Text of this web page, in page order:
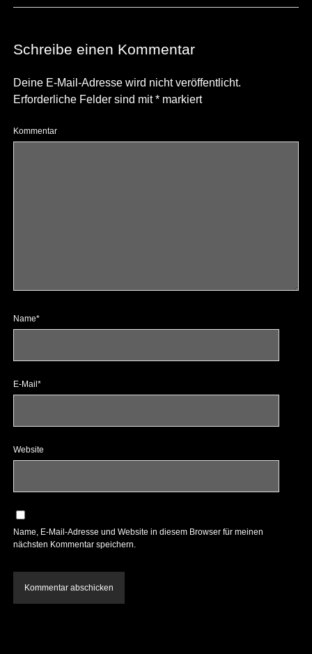
Schreibe einen Kommentar
Deine E-Mail-Adresse wird nicht veröffentlicht.
Erforderliche Felder sind mit*markiert
Kommentar
Name*
E-Mail*
Website
Name, E-Mail-Adresse und Website in diesem Browser für meinen
nächsten Kommentar speichern.